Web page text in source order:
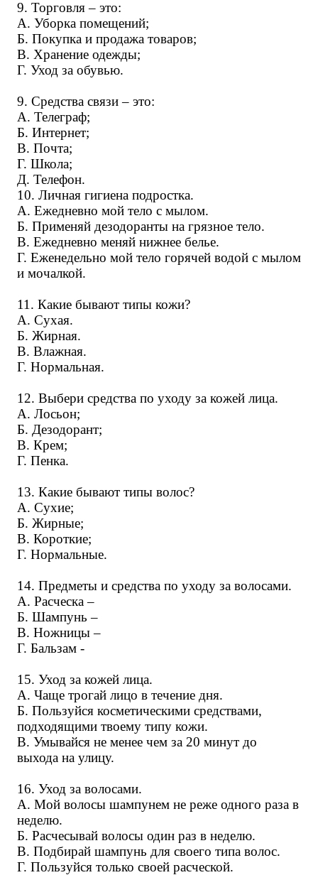
9. Торговля – это:
А. Уборка помещений;
Б. Покупка и продажа товаров;
В. Хранение одежды;
Г. Уход за обувью.
9. Средства связи – это:
А. Телеграф;
Б. Интернет;
В. Почта;
Г. Школа;
Д. Телефон.
10. Личная гигиена подростка.
А. Ежедневно мой тело с мылом.
Б. Применяй дезодоранты на грязное тело.
В. Ежедневно меняй нижнее белье.
Г. Еженедельно мой тело горячей водой с мылом
и мочалкой.
11. Какие бывают типы кожи?
А. Сухая.
Б. Жирная.
В. Влажная.
Г. Нормальная.
12. Выбери средства по уходу за кожей лица.
А. Лосьон;
Б. Дезодорант;
В. Крем;
Г. Пенка.
13. Какие бывают типы волос?
А. Сухие;
Б. Жирные;
В. Короткие;
Г. Нормальные.
14. Предметы и средства по уходу за волосами.
А. Расческа –
Б. Шампунь –
В. Ножницы –
Г. Бальзам -
15. Уход за кожей лица.
А. Чаще трогай лицо в течение дня.
Б. Пользуйся косметическими средствами,
подходящими твоему типу кожи.
В. Умывайся не менее чем за 20 минут до
выхода на улицу.
16. Уход за волосами.
А. Мой волосы шампунем не реже одного раза в
неделю.
Б. Расчесывай волосы один раз в неделю.
В. Подбирай шампунь для своего типа волос.
Г. Пользуйся только своей расческой.